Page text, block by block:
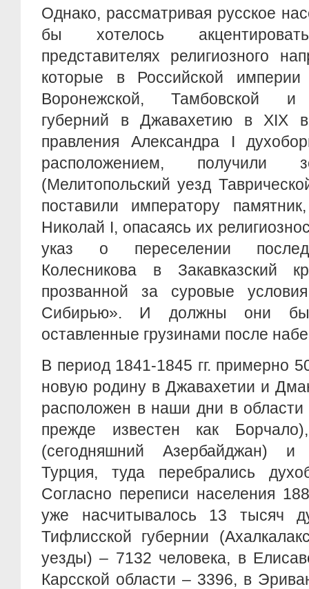
Однако, рассматривая русское
бы хотелось
представителях религиозного
которые в Российской
Воронежской, Тамбовской и
губерний в Джавахетию в XIX
правления Александра I
расположением,
(Мелитопольский уезд
поставили императору
Николай I, опасаясь их
указ о переселении
Колесникова в Закавказский
прозванной за суровые
Сибирью». И должны они
оставленные грузинами после
В период 1841-1845 гг. примерно
новую родину в Джавахетии и
расположен в наши дни в
прежде известен как
(сегодняшний Азербайджан) и
Турция, туда перебрались
Согласно переписи населения
уже насчитывалось 13 тысяч
Тифлисской губернии
уезды) – 7132 человека, в
Карсской области – 3396, в